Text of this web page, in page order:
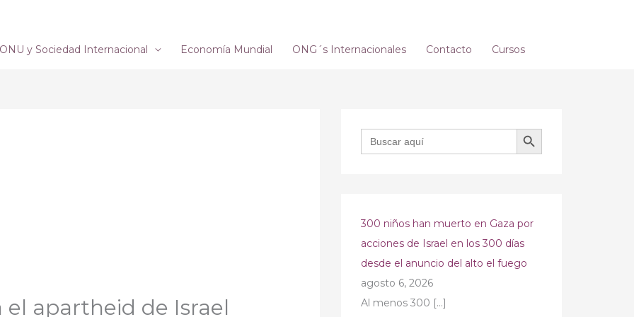
ONU y Sociedad Internacional Economía Mundial ONG´s Internacionales Contacto Cursos
apartheid de Israel
Buscar: BOTÓN DE BÚSQUEDA
300 niños han muerto en Gaza por
acciones de Israel en los 300 días
desde el anuncio del alto el fuego
agosto 6, 2026
Al menos 300 […]